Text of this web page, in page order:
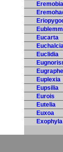
Eremobia
Eucarta
Euclidia
Eugraphe
Euplexia
Eupsilia
Eurois
Eutelia
Euxoa
Exophyla